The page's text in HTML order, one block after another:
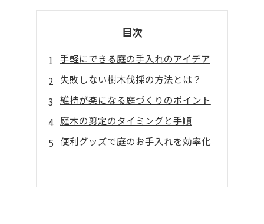
目次
手軽にできる庭の手入れのアイデア
失敗しない樹木伐採の方法とは？
維持が楽になる庭づくりのポイント
庭木の剪定のタイミングと手順
便利グッズで庭のお手入れを効率化